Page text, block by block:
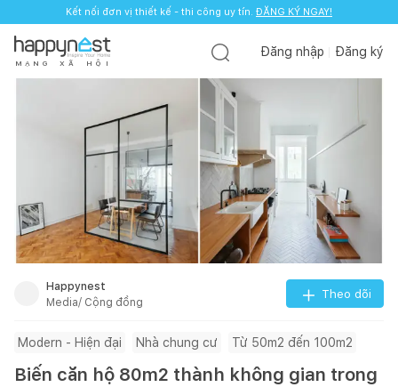
Kết nối đơn vị thiết kế - thi công uy tín. ĐĂNG KÝ NGAY!
M Ạ N G X Ã H Ộ I
Đăng nhập Đăng ký
Happynest
Media/ Cộng đồng
Theo dõi
Modern - Hiện đại Nhà chung cư Từ 50m2 đến 100m2
Biến căn hộ 80m2 thành không gian trong